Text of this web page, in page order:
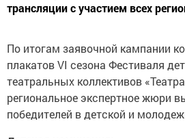
трансляции с участием всех
По итогам заявочной кампании
плакатов VI сезона Фестиваля
театральных коллективов
региональное экспертное жюри
победителей в детской и